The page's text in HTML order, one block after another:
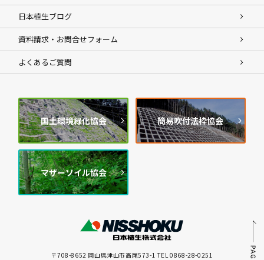
日本植生ブログ
資料請求・お問合せフォーム
よくあるご質問
国土環境緑化協会 簡易吹付法枠協会
マザーソイル協会
〒708-8652 岡山県津山市高尾573-1 TEL 0868-28-0251